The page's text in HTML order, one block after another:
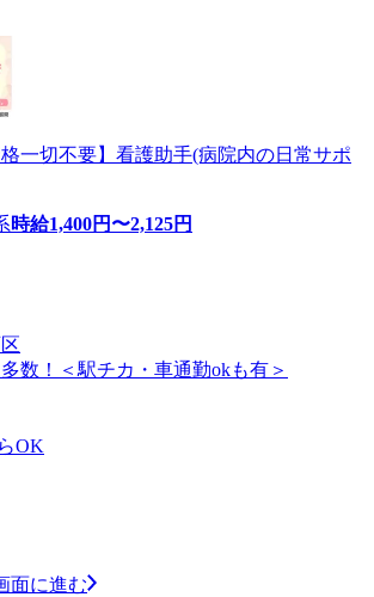
一切不要】看護助手(病院内の日常サポ
時給1,400円〜2,125円
数！＜駅チカ・車通勤okも有＞
OK
面に進む